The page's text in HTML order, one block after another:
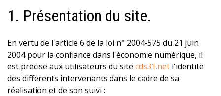
CONTACTS
Liens
NOS ACTIONS
Agenda
1. Présentation du site.
En vertu de l'article 6 de la loi n° 2004-575 du 21 juin
2004 pour la confiance dans l'économie numérique, il
est précisé aux utilisateurs du site cds31.net l'identité
des différents intervenants dans le cadre de sa
réalisation et de son suivi :